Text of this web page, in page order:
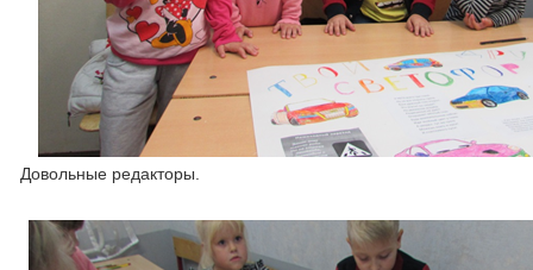
Довольные редакторы.